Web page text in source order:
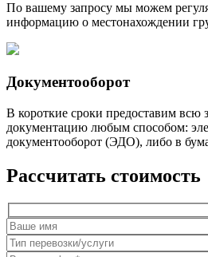
По вашему запросу мы можем
информацию о местонахождении
Документооборот
В короткие сроки предоставим
документацию любым способом:
документооборот (ЭДО), либо в
Рассчитать стоимость